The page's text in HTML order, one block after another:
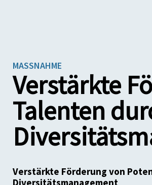
MASSNAHME
Verstärkte
Talenten
Verstärkte Förderung von
Diversitätsmanagement